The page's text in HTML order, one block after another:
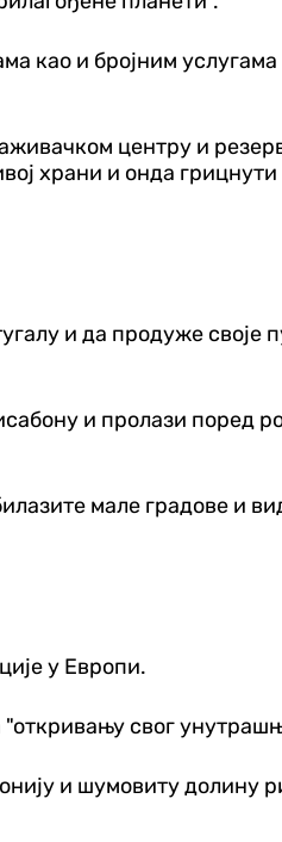
и бројним услугама
центру и
храни и онда
и да продуже своје
и пролази поред
мале градове и
у Европи.
свог
и шумовиту долину